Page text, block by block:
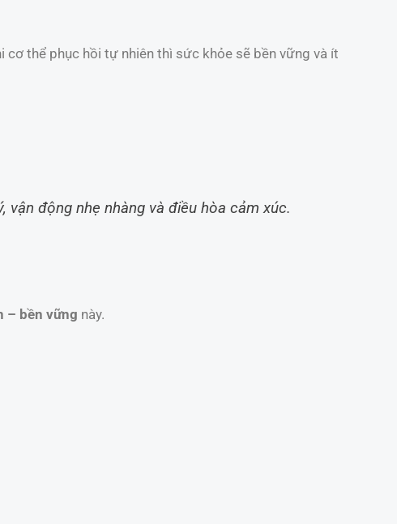
cơ thể phục hồi tự nhiên thì sức khỏe sẽ bền vững và ít
động nhẹ nhàng và điều hòa cảm xúc.
– bền vững này.